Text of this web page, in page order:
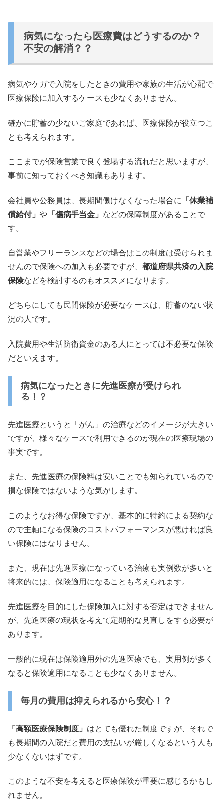
病気になったら医療費はどうするのか？
不安の解消？？
病気やケガで入院をしたときの費用や家族の生活が心配で
医療保険に加入するケースも少なくありません。
確かに貯蓄の少ないご家庭であれば、
医療保険が役立つこ
とも考えられます。
ここまでが保険営業で良く登場する流れだと思いますが、
事前に知っておくべき知識もあります。
会社員や公務員は、長期間働けなくなった場合に
「休業補
償給付」 や 「傷病手当金」 などの保障制度があることで
す。
自営業やフリーランスなどの場合はこの制度は受けられま
せんので保険への加入も必要ですが、 都道府県共済の入院
保険などを検討するのもオススメになります。
どちらにしても民間保険が必要なケースは、 貯蓄のない状
況の人です。
入院費用や生活防衛資金のある人にとっては不必要な保険
だといえ ます。
病気になったときに先進医療が受けられ
る！？
先進医療というと「がん」の治療などのイメージが大きい
ですが、 様々なケースで利用できるのが現在の医療現場の
事実です。
また、 先進医療の保険料は安いことでも知られているので
損な保険ではないような気がします。
このようなお得な保険ですが、 基本的に特約による契約な
ので主軸になる保険のコストパフォーマンスが悪ければ良
い保険にはなりません。
また、 現在は先進医療になっている治療も実例数が多いと
将来的には、 保険適用になることも考えられます。
先進医療を目的にした保険加入に対する否定はできません
が、 先進医療の現状を考えて定期的な見直しをする必要が
あります。
一般的に現在は保険適用外の先進医療でも、 実用例が多く
なると保険適用になることも少なくありません。
毎月の費用は抑えられるから安心！？
「高額医療保険制度」 はとても優れた制度ですが、 それで
も長期間の入院だと費用の支払いが厳しくなるという人も
少なくないはずです。
このような不安を考えると医療保険が重要に感じるかもし
れません。